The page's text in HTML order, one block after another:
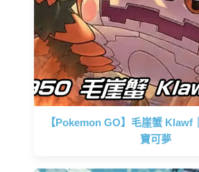
【Pokemon GO】毛崖蟹 Klawf
寶可夢